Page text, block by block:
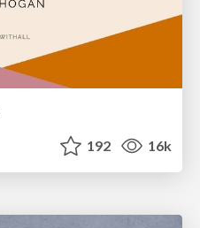
192 16k